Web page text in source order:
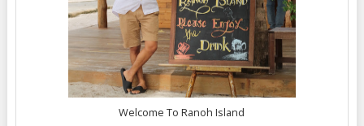
Welcome To Ranoh Island